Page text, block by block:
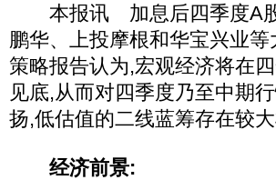
本报讯 加息后四季度A股
鹏华、上投摩根和华宝兴业
策略报告认为,宏观经济将在
见底,从而对四季度乃至中期
扬,低估值的二线蓝筹存在较大
经济前景: